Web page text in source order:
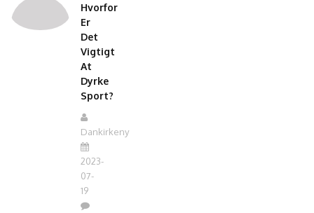
Hvorfor
Er
Det
Vigtigt
At
Dyrke
Sport?
Dankirkeny
2023-
07-
19